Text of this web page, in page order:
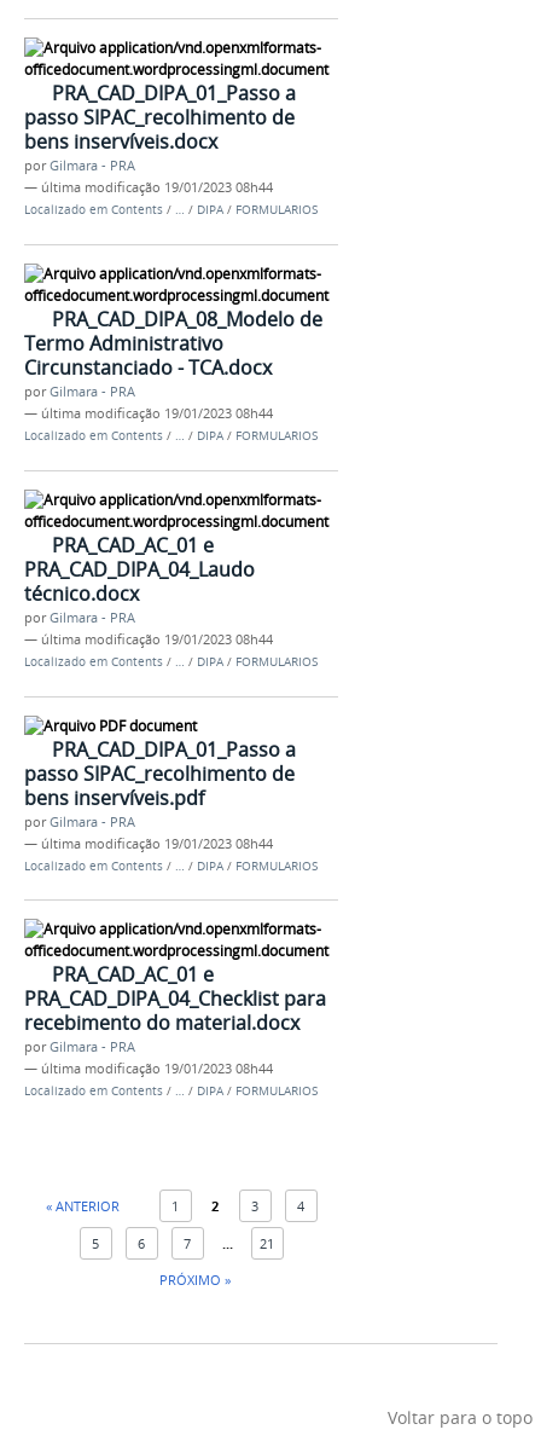
PRA_CAD_DIPA_01_Passo a
passo SIPAC_recolhimento de
bens inservíveis.docx
porGilmara - PRA
— última modificação 19/01/2023 08h44
Localizado em Contents / … / DIPA / FORMULARIOS
PRA_CAD_DIPA_08_Modelo de
Termo Administrativo
Circunstanciado - TCA.docx
porGilmara - PRA
— última modificação 19/01/2023 08h44
Localizado em Contents / … / DIPA / FORMULARIOS
PRA_CAD_AC_01 e
PRA_CAD_DIPA_04_Laudo
técnico.docx
porGilmara - PRA
— última modificação 19/01/2023 08h44
Localizado em Contents / … / DIPA / FORMULARIOS
PRA_CAD_DIPA_01_Passo a
passo SIPAC_recolhimento de
bens inservíveis.pdf
porGilmara - PRA
— última modificação 19/01/2023 08h44
Localizado em Contents / / DIPA / FORMULARIOS
PRA_CAD_AC_01 e
PRA_CAD_DIPA_04_Checklist para
recebimento do material.docx
porGilmara - PRA
— última modificação 19/01/2023 08h44
Localizado em Contents / … / DIPA / FORMULARIOS
« ANTERIOR 1 2 3 4
5 6 7 ...
21
PRÓXIMO »
Voltar para o topo